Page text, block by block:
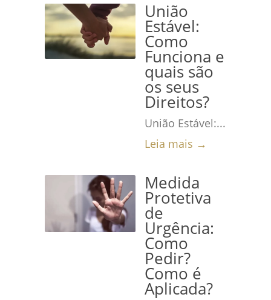
União
Estável:
Como
Funciona e
quais são
os seus
Direitos?
União Estável:...
Leia mais →
Medida
Protetiva
de
Urgência:
Como
Pedir?
Como é
Aplicada?